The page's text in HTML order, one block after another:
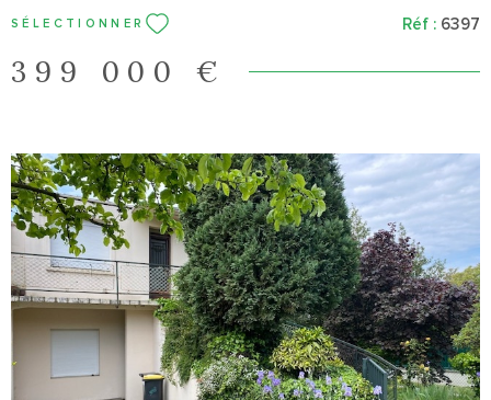
SÉLECTIONNER Réf : 6397
399 000 €
VOIR LE BIEN